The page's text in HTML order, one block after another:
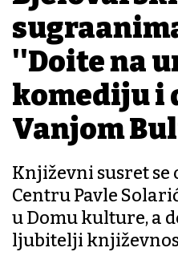
''Dođite na
komediju i
Vanjom
Književni susret se
Centru Pavle
u Domu kulture, a
ljubitelji